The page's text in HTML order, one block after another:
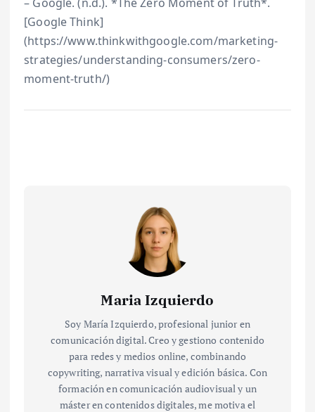
[Google Think]
(https://www.thinkwithgoogle.com/marketing-
strategies/understanding-consumers/zero-
moment-truth/)
Maria Izquierdo
Soy María Izquierdo, profesional junior en
comunicación digital. Creo y gestiono contenido
para redes y medios online, combinando
copywriting, narrativa visual y edición básica. Con
formación en comunicación audiovisual y un
máster en contenidos digitales, me motiva el